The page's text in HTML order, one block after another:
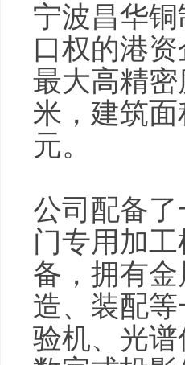
宁波昌华
口权的港
最大高精
米，建筑
元。
公司配备
门专用加
备，拥有
造、装配
验机、光